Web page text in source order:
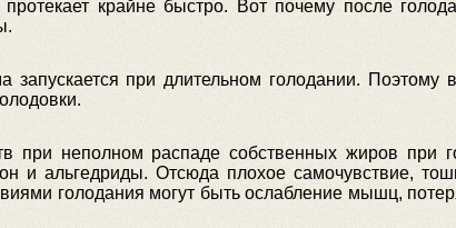
крайне быстро. Вот почему после
запускается при длительном голодании.
при неполном распаде собственных жиров при
и альгедриды. Отсюда плохое самочувствие,
голодания могут быть ослабление мышц,